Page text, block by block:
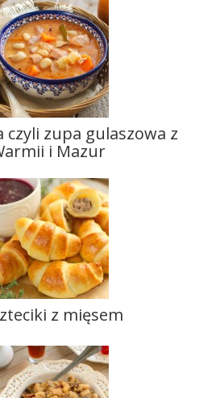
czyli zupa gulaszowa z
i Mazur
z mięsem